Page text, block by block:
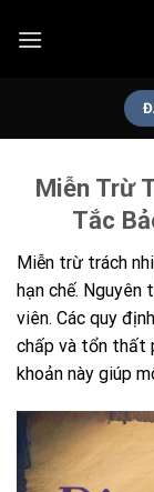
qua
Miễn Trừ
Tắc
Miễn trừ trách
hạn chế. Nguyên
viên. Các quy định
chấp và tổn thất
khoản này giúp